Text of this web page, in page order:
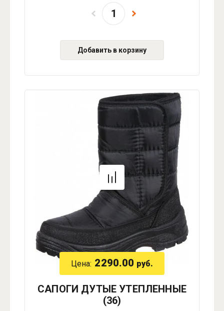
Добавить в корзину
Цена: 2290.00 руб.
САПОГИ ДУТЫЕ УТЕПЛЕННЫЕ
(36)